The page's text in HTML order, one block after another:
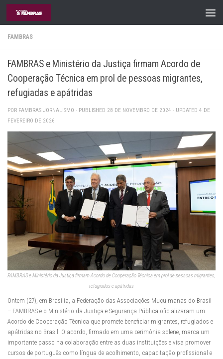
Skip to content
FAMBRAS
FAMBRAS e Ministério da Justiça firmam Acordo de
Cooperação Técnica em prol de pessoas migrantes,
refugiadas e apátridas
POR FAMBRAS JORNALISMO · PUBLISHED 28 DE NOVEMBRO DE 2024 · UPDATED 4 DE
FEVEREIRO DE 2026
FAMBRAS e Ministério da Justiça firmam Acordo de Cooperação Técnica em prol de pessoas migrantes,
refugiadas e apátridas
Ontem (27), em Brasília, a Federação das Associações Muçulmanas do Brasil
– FAMBRAS e o Ministério da Justiça e Segurança Pública oficializaram um
Acordo de Cooperação Técnica que promete beneficiar migrantes, refugiados e
apátridas no Brasil. O acordo, firmado em uma cerimônia solene, marca um
importante passo na colaboração entre as duas instituições e visa promover
cursos de português como língua de acolhimento, capacitação profissional e